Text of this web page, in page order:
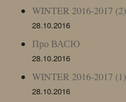
WINTER 2016-2017 (2)
28.10.2016
Про ВАСЮ
28.10.2016
WINTER 2016-2017 (1)
28.10.2016